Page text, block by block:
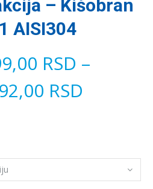
– Kišobran
AISI304
RSD –
RSD